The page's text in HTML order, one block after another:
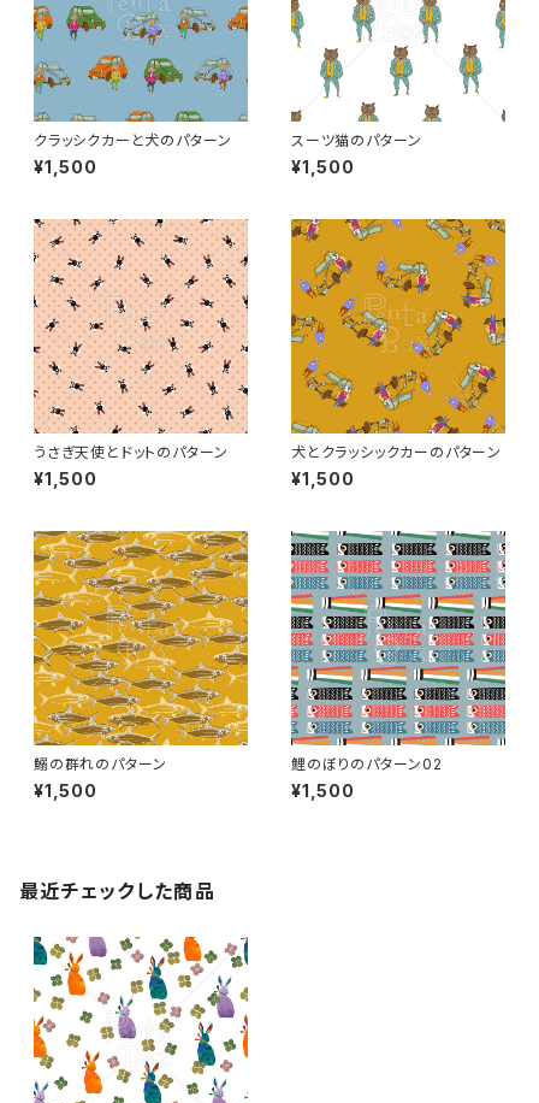
クラッシクカーと犬のパターン
¥1,500
スーツ猫のパターン
¥1,500
うさぎ天使とドットのパターン
¥1,500
犬とクラッシックカーのパターン
¥1,500
鰯の群れのパターン
¥1,500
鯉のぼりのパターン02
¥1,500
最近チェックした商品